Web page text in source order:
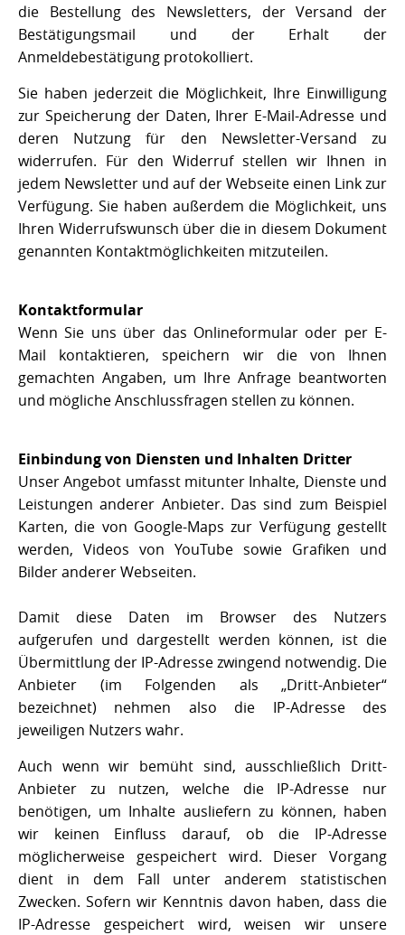
die Bestellung des Newsletters, der Versand der
Bestätigungsmail und der Erhalt der
Anmeldebestätigung protokolliert.
Sie haben jederzeit die Möglichkeit, Ihre Einwilligung
zur Speicherung der Daten, Ihrer E-Mail-Adresse und
deren Nutzung für den Newsletter-Versand zu
widerrufen. Für den Widerruf stellen wir Ihnen in
jedem Newsletter und auf der Webseite einen Link zur
Verfügung. Sie haben außerdem die Möglichkeit, uns
Ihren Widerrufswunsch über die in diesem Dokument
genannten Kontaktmöglichkeiten mitzuteilen.
Kontaktformular
Wenn Sie uns über das Onlineformular oder per E-
Mail kontaktieren, speichern wir die von Ihnen
gemachten Angaben, um Ihre Anfrage beantworten
und mögliche Anschlussfragen stellen zu können.
Einbindung von Diensten und Inhalten Dritter
Unser Angebot umfasst mitunter Inhalte, Dienste und
Leistungen anderer Anbieter. Das sind zum Beispiel
Karten, die von Google-Maps zur Verfügung gestellt
werden, Videos von YouTube sowie Grafiken und
Bilder anderer Webseiten.
Damit diese Daten im Browser des Nutzers
aufgerufen und dargestellt werden können, ist die
Übermittlung der IP-Adresse zwingend notwendig. Die
Anbieter (im Folgenden als „Dritt-Anbieter“
bezeichnet) nehmen also die IP-Adresse des
jeweiligen Nutzers wahr.
Auch wenn wir bemüht sind, ausschließlich Dritt-
Anbieter zu nutzen, welche die IP-Adresse nur
benötigen, um Inhalte ausliefern zu können, haben
wir keinen Einfluss darauf, ob die IP-Adresse
möglicherweise gespeichert wird. Dieser Vorgang
dient in dem Fall unter anderem statistischen
Zwecken. Sofern wir Kenntnis davon haben, dass die
IP-Adresse gespeichert wird, weisen wir unsere